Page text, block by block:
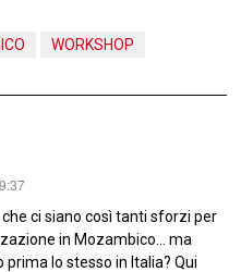
WORKSHOP
ci siano così tanti sforzi per
in Mozambico… ma
lo stesso in Italia? Qui